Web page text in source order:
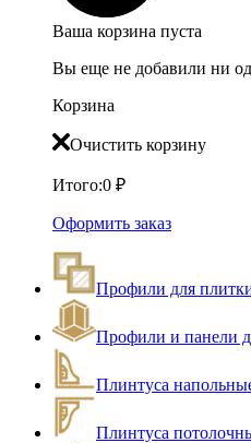
Ваша корзина пуста
Вы еще не добавили ни
Корзина
Очистить корзину
Итого:0 ₽
Оформить заказ
Профили для
Профили и панели
Плинтуса
Плинтуса